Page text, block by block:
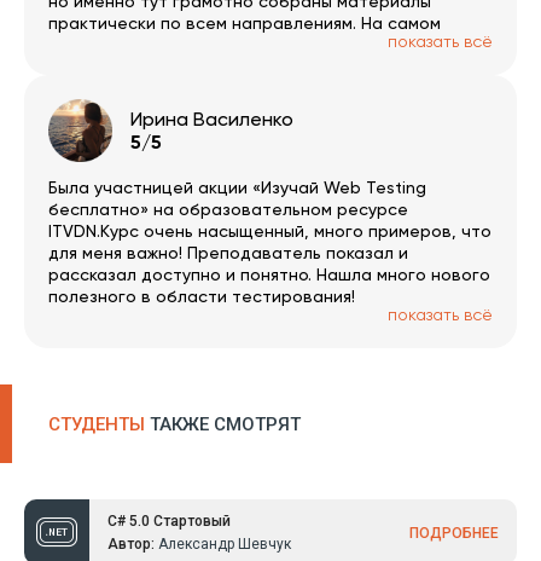
практически по всем направлениям. На самом
мотивацию изучать предложенный материал, а не
откладывать на потом.
показать всё
Ирина Василенко
5/5
Была участницей акции «Изучай Web Testing
бесплатно» на образовательном ресурсе
ITVDN.Курс очень насыщенный, много примеров, что
для меня важно! Преподаватель показал и
рассказал доступно и понятно. Нашла много нового
полезного в области тестирования!
показать всё
СТУДЕНТЫ ТАКЖЕ СМОТРЯТ
C# 5.0 Стартовый
Автор: Александр Шевчук
ПОДРОБНЕЕ